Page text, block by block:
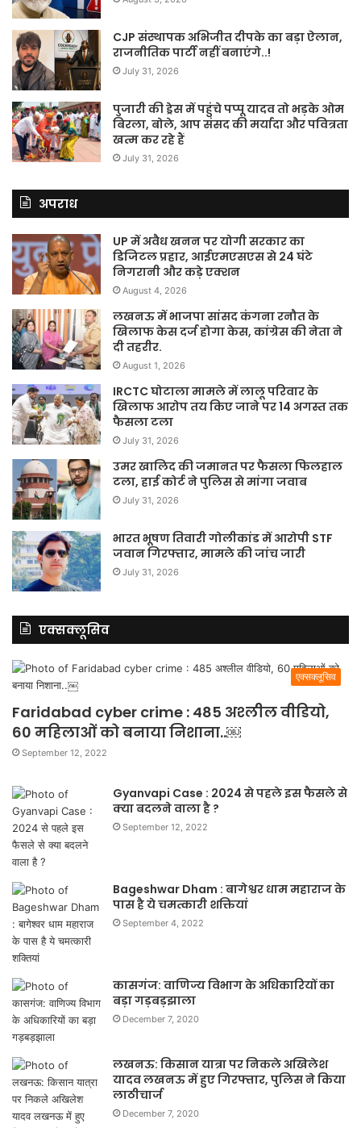
CJP संस्थापक अभिजीत दीपके का बड़ा ऐलान,
राजनीतिक पार्टी नहीं बनाएंगे..!
July 31, 2026
पुजारी की ड्रेस में पहुंचे पप्पू यादव तो भड़के ओम
बिरला, बोले, आप संसद की मर्यादा और पवित्रता
खत्म कर रहे हैं
July 31, 2026
अपराध
UP में अवैध खनन पर योगी सरकार का
डिजिटल प्रहार, आईएमएसएस से 24 घंटे
निगरानी और कड़े एक्शन
August 4, 2026
लखनऊ में भाजपा सांसद कंगना रनौत के
खिलाफ केस दर्ज होगा केस, कांग्रेस की नेता ने
दी तहरीर.
August 1, 2026
IRCTC घोटाला मामले में लालू परिवार के
खिलाफ आरोप तय किए जाने पर 14 अगस्त तक
फैसला टला
July 31, 2026
उमर खालिद की जमानत पर फैसला फिलहाल
टला, हाई कोर्ट ने पुलिस से मांगा जवाब
July 31, 2026
भारत भूषण तिवारी गोलीकांड में आरोपी STF
जवान गिरफ्तार, मामले की जांच जारी
July 31, 2026
एक्सक्लूसिव
एक्सक्लूसिव
Faridabad cyber crime : 485 अश्लील वीडियो,
60 महिलाओं को बनाया निशाना..￼
September 12, 2022
Gyanvapi Case : 2024 से पहले इस फैसले से
क्या बदलने वाला है ?
September 12, 2022
Bageshwar Dham : बागेश्वर धाम महाराज के
पास है ये चमत्कारी शक्तियां
September 4, 2022
कासगंज: वाणिज्य विभाग के अधिकारियों का
बड़ा गड़बड़झाला
December 7, 2020
लखनऊ: किसान यात्रा पर निकले अखिलेश
यादव लखनऊ में हुए गिरफ्तार, पुलिस ने किया
लाठीचार्ज
December 7, 2020